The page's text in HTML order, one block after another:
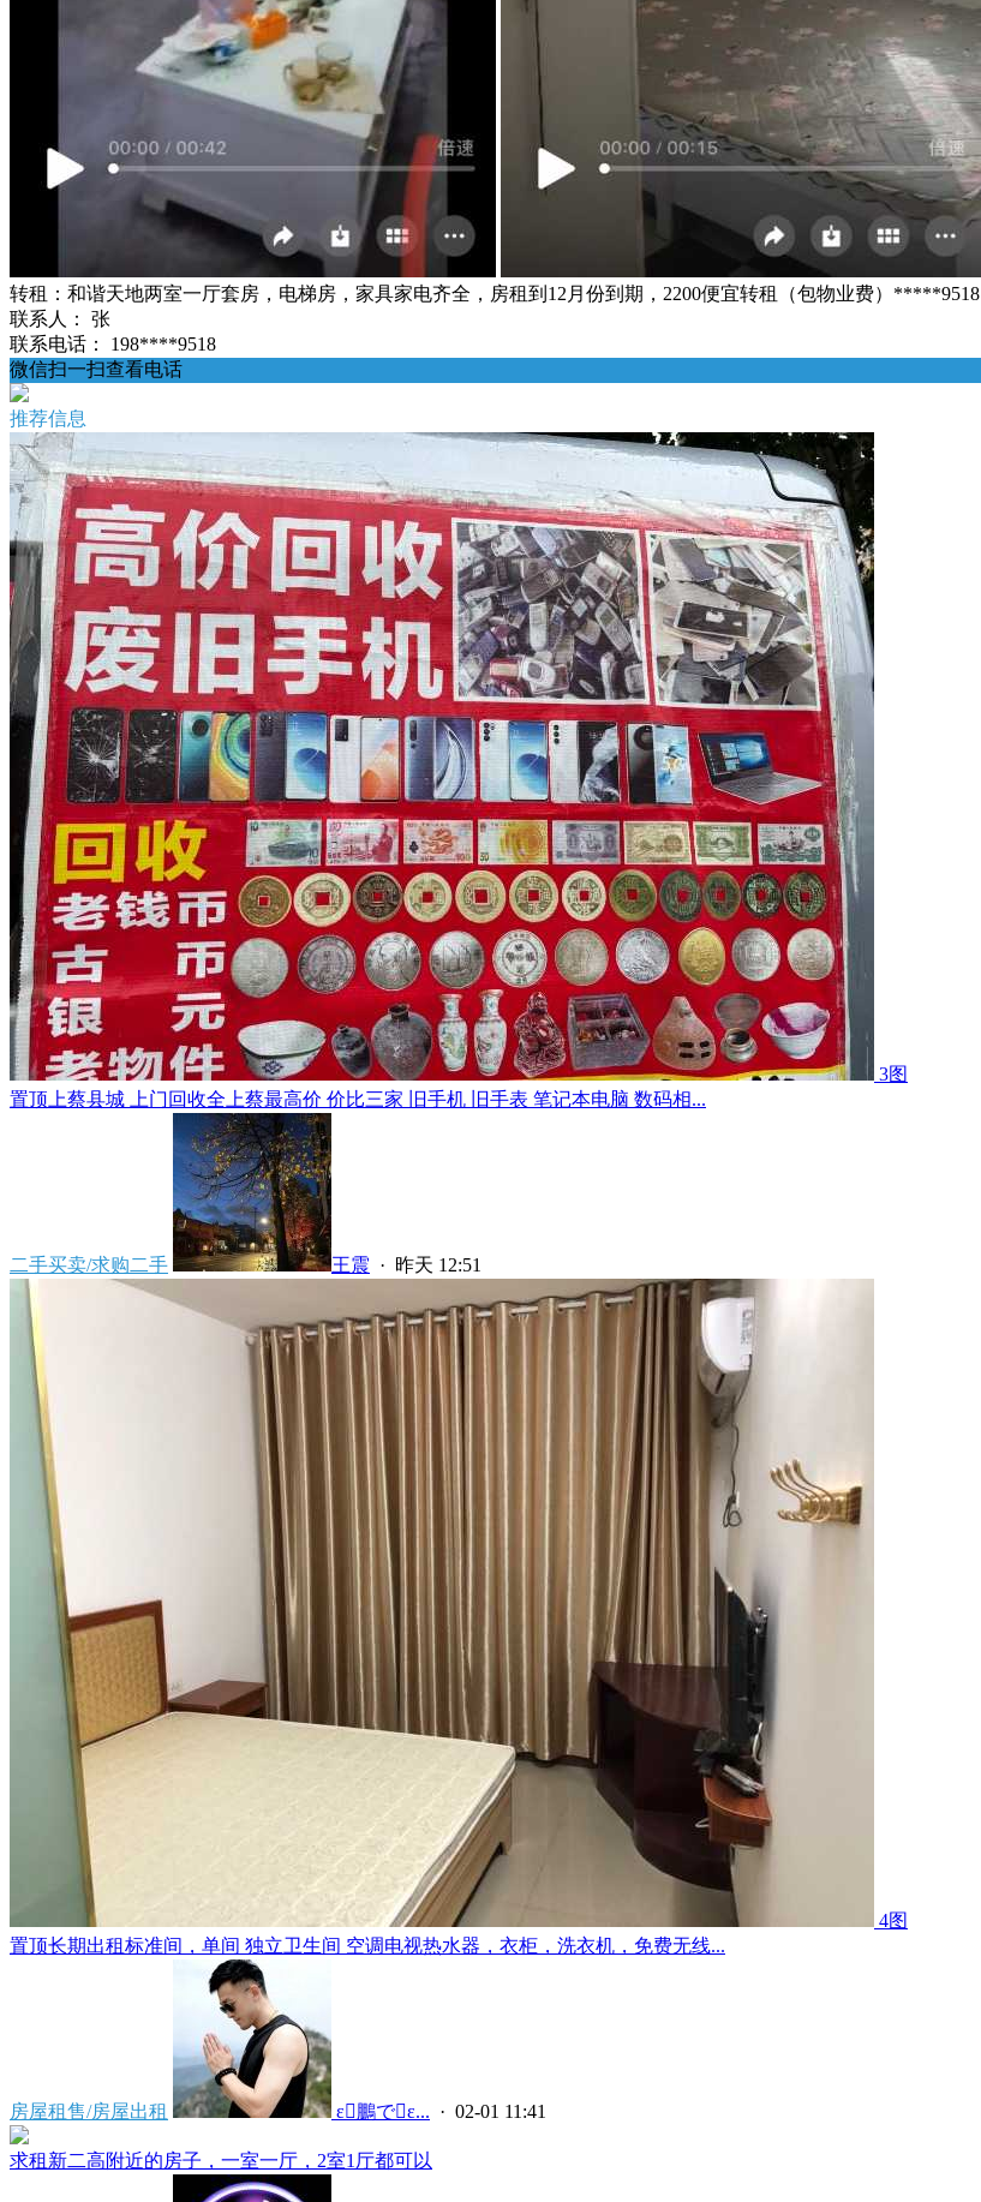
转租：和谐天地两室一厅套房，电梯房，家具家电齐全，房租到12月份到期，2200便宜转租（包物业费）*****9518
联系人：
张
联系电话：
198****9518
微信扫一扫查看电话
推荐信息
3图
置顶 上蔡县城 上门回收全上蔡最高价 价比三家 旧手机 旧手表 笔记本电脑 数码相...
二手买卖/求购二手 王震 · 昨天 12:51
4图
置顶长期出租标准间，单间 独立卫生间 空调电视热水器，衣柜，洗衣机，免费无线...
房屋租售/房屋出租  ε鵬でε... · 02-01 11:41
求租新二高附近的房子，一室一厅，2室1厅都可以